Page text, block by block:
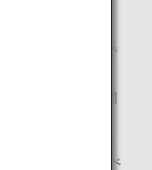
着いた結論は、
のガラクタもごみで
思ったらその瞬間
にどこへ行くかと
慮や、人や物、食べ